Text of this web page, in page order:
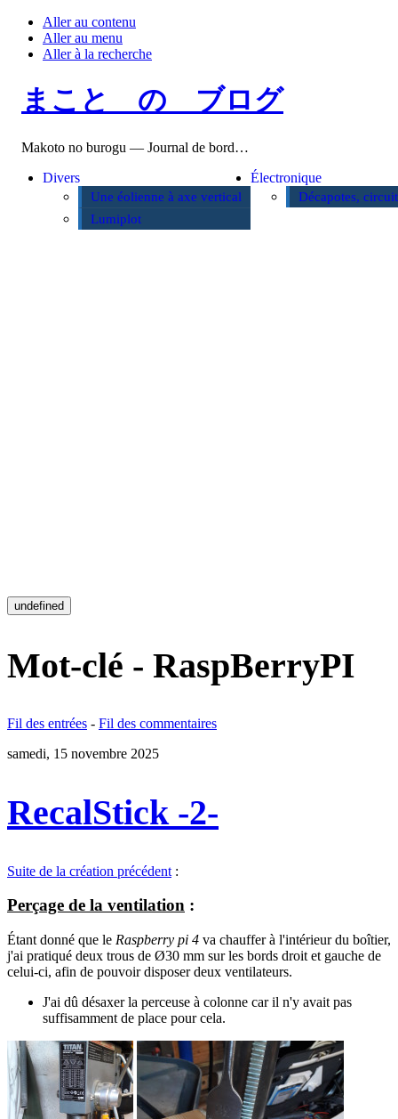
Aller au contenu
Aller au menu
Aller à la recherche
まこと の ブログ
Makoto no burogu — Journal de bord…
Divers
Une éolienne à axe vertical
Lumiplot
Électronique
Décapotes,
undefined
Mot-clé - RaspBerryPI
Fil des entrées - Fil des commentaires
samedi, 15 novembre 2025
RecalStick -2-
Suite de la création précédent :
Perçage de la ventilation :
Étant donné que le Raspberry pi 4 va chauffer à l'intérieur du boîtier,
j'ai pratiqué deux trous de Ø30 mm sur les bords droit et gauche de
celui-ci, afin de pouvoir disposer deux ventilateurs.
J'ai dû désaxer la perceuse à colonne car il n'y avait pas
suffisamment de place pour cela.